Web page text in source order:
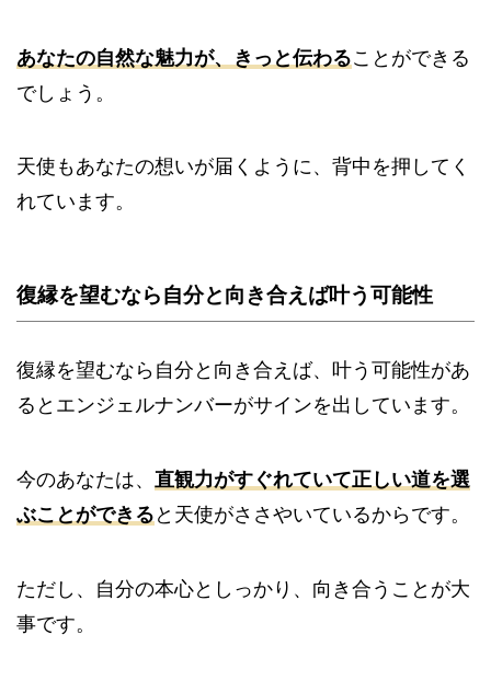
あなたの自然な魅力が、きっと伝わることができる
でしょう。
天使もあなたの想いが届くように、背中を押してく
れています。
復縁を望むなら自分と向き合えば叶う可能性
復縁を望むなら自分と向き合えば、叶う可能性があ
るとエンジェルナンバーがサインを出しています。
今のあなたは、 直観力がすぐれていて正しい道を選
ぶことができる と天使がささやいているからです。
ただし、自分の本心としっかり、向き合うことが大
事です。